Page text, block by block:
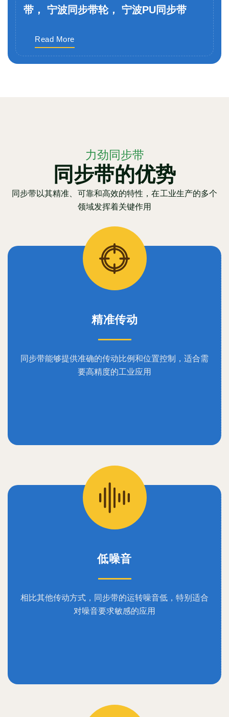
带， 宁波同步带轮， 宁波PU同步带
Read More
力劲同步带
同步带的优势
同步带以其精准、可靠和高效的特性，在工业生产的多个
领域发挥着关键作用
精准传动
同步带能够提供准确的传动比例和位置控制，适合需
要高精度的工业应用
低噪音
相比其他传动方式，同步带的运转噪音低，特别适合
对噪音要求敏感的应用